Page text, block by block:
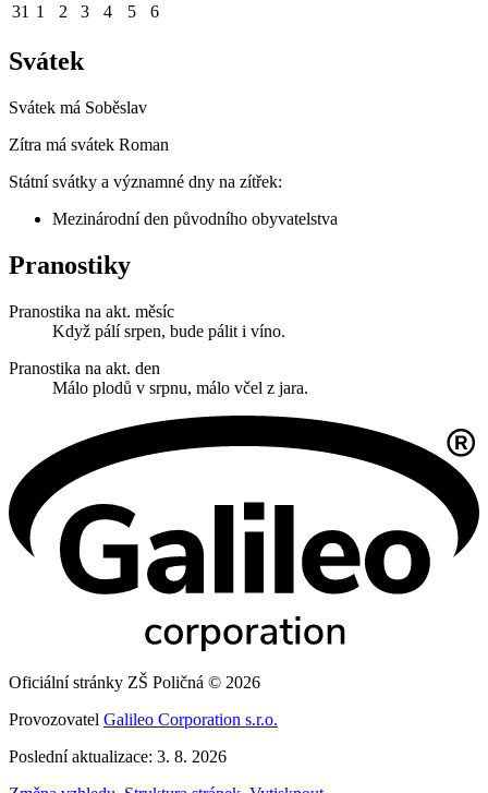
31 1 2 3 4 5 6
Svátek
Svátek má Soběslav
Zítra má svátek Roman
Státní svátky a významné dny na zítřek:
Mezinárodní den původního obyvatelstva
Pranostiky
Pranostika na akt. měsíc
Když pálí srpen, bude pálit i víno.
Pranostika na akt. den
Málo plodů v srpnu, málo včel z jara.
Oficiální stránky ZŠ Poličná © 2026
Provozovatel Galileo Corporation s.r.o.
Poslední aktualizace: 3. 8. 2026